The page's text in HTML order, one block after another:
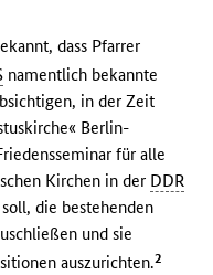
dass Pfarrer
namentlich bekannte
in der Zeit
Berlin-
für alle
Kirchen in der DDR
die bestehenden
und sie
auszurichten.2